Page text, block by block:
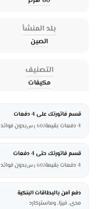
بلد المنشأ
الصين
التصنيف
مكيفات
قسم فاتورتك على 4 دفعات
4 دفعات بقيمة
602 ر.سبدون فوائد
قسم فاتورتك حتى 4 دفعات
4 دفعات بقيمة
602 ر.سبدون فوائد
دفع آمن بالبطاقات البنكية
مدى، فيزا، وماستركارد